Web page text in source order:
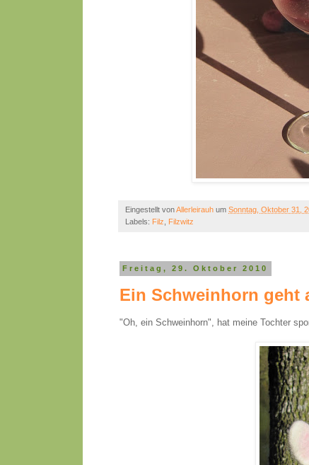
Eingestellt vonAllerleirauh um Sonntag, Oktober 31,
Labels: Filz Filzwitz
Freitag, 29. Oktober 2010
Ein Schweinhorn geht
"Oh, ein Schweinhorn", hat meine Tochter